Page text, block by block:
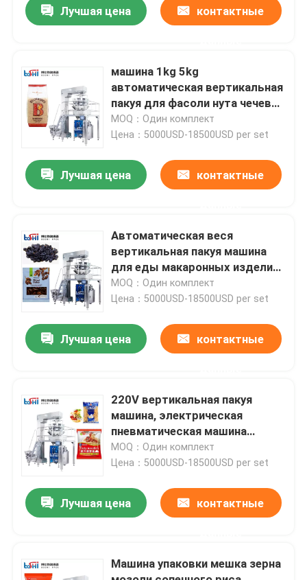
Дом
О нас
Тур по фабрике
Контроль качества
Связаться с нами
Запрос цитаты
Машина для упаковки порошков
Машина для упаковки гранул
Лучшая цена контактные
машина 1kg 5kg
автоматическая вертикальная
пакуя для фасоли нута чечевиц
ИМПов ульс бобов
MOQ：Один комплект
Цена：5000USD-18500USD per set
Лучшая цена контактные
Автоматическая веся
вертикальная пакуя машина
для еды макаронных изделий
сухой
MOQ：Один комплект
Цена：5000USD-18500USD per set
Лучшая цена контактные
220V вертикальная пакуя
машина, электрическая
пневматическая машина
упаковки макарон
MOQ：Один комплект
Цена：5000USD-18500USD per set
Лучшая цена контактные
Машина упаковки мешка зерна